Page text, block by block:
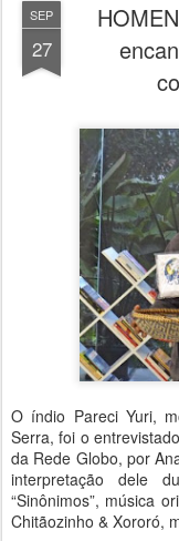
SEP
27
O índio Pareci Yuri,
Serra, foi o
da Rede Globo, por
interpretação dele
“Sinônimos”, música
Chitãozinho & Xororó,